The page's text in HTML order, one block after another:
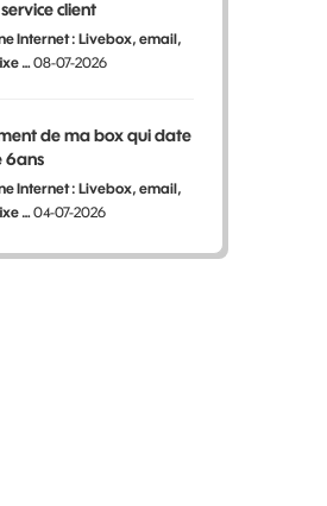
client
Internet : Livebox, email,
…08-07-2026
de ma box qui date
6ans
Internet : Livebox, email,
…04-07-2026